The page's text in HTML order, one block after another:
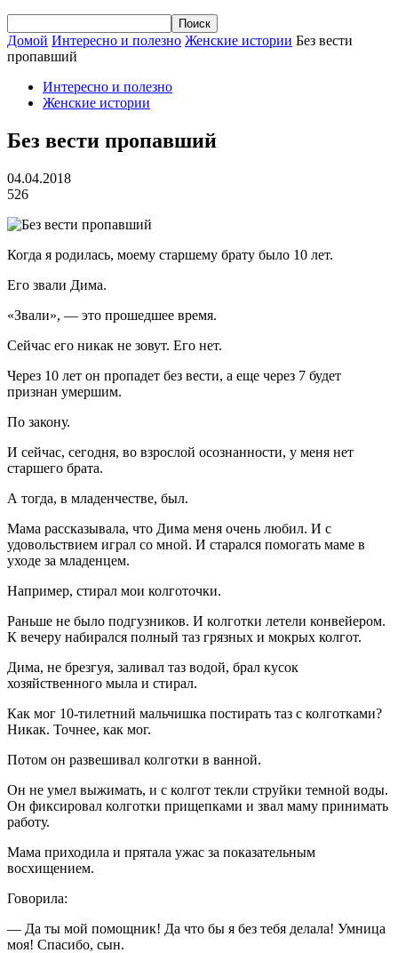
Домой Интересно и полезно Женские истории Без вести
пропавший
Интересно и полезно
Женские истории
Без вести пропавший
04.04.2018
526
Когда я родилась, моему старшему брату было 10 лет.
Его звали Дима.
«Звали», — это прошедшее время.
Сейчас его никак не зовут. Его нет.
Через 10 лет он пропадет без вести, а еще через 7 будет
признан умершим.
По закону.
И сейчас, сегодня, во взрослой осознанности, у меня нет
старшего брата.
А тогда, в младенчестве, был.
Мама рассказывала, что Дима меня очень любил. И с
удовольствием играл со мной. И старался помогать маме в
уходе за младенцем.
Например, стирал мои колготочки.
Раньше не было подгузников. И колготки летели конвейером.
К вечеру набирался полный таз грязных и мокрых колгот.
Дима, не брезгуя, заливал таз водой, брал кусок
хозяйственного мыла и стирал.
Как мог 10-тилетний мальчишка постирать таз с колготками?
Никак. Точнее, как мог.
Потом он развешивал колготки в ванной.
Он не умел выжимать, и с колгот текли струйки темной воды.
Он фиксировал колготки прищепками и звал маму принимать
работу.
Мама приходила и прятала ужас за показательным
восхищением.
Говорила:
— Да ты мой помощник! Да что бы я без тебя делала! Умница
моя! Спасибо, сын.